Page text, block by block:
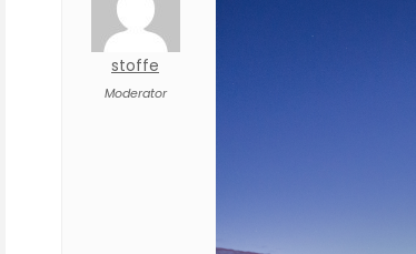
stoffe
Moderator